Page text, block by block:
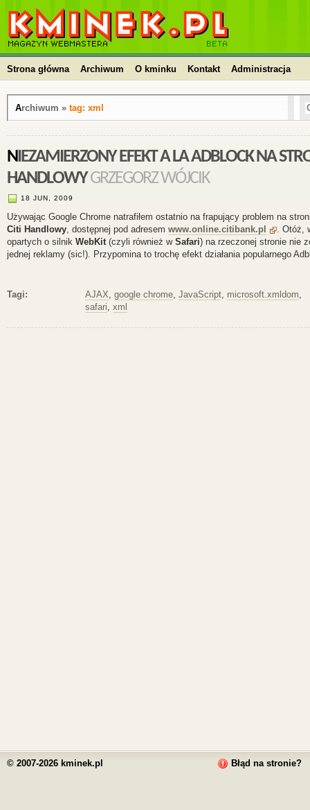
kminek.pl | HTML, PHP, CSS, JavaScript, WordPress,
kursy, skrypty, blog
Strona główna Archiwum O kminku Kontakt Administracja
Archiwum » tag: xml
NIEZAMIERZONY EFEKT A LA ADBLOCK NA STRONIE CITI
HANDLOWYGRZEGORZ WÓJCIK
18 JUN, 2009
Używając Google Chrome natrafiłem ostatnio na frapujący problem na
Citi Handlowy, dostępnej pod adresem www.online.citibank.pl
. Otóż,
opartych o silnik WebKit(czyli również w Safari) na rzeczonej stronie nie
jednej reklamy (sic!). Przypomina to trochę efekt działania popularnego
Tagi: AJAX google chrome, JavaScript, microsoft.xmldom
safari xml
Błąd na stronie?
© 2007-2026 kminek.pl